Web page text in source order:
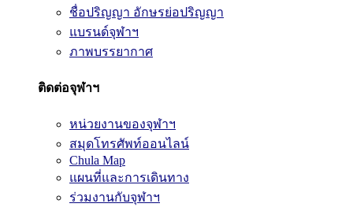
ชื่อปริญญา อักษรย่อปริญญา
แบรนด์จุฬาฯ
ภาพบรรยากาศ
ติดต่อจุฬาฯ
หน่วยงานของจุฬาฯ
สมุดโทรศัพท์ออนไลน์
Chula Map
แผนที่และการเดินทาง
ร่วมงานกับจุฬาฯ